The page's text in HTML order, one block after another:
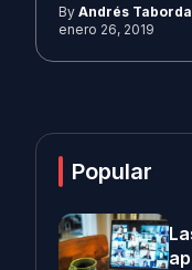
By Andrés Taborda
enero 26, 2019
Popular